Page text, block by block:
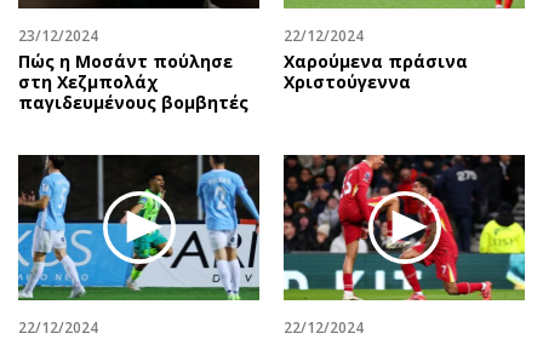
23/12/2024
Πώς η Μοσάντ πούλησε
στη Χεζμπολάχ
παγιδευμένους βομβητές
22/12/2024
Χαρούμενα πράσινα
Χριστούγεννα
22/12/2024 22/12/2024